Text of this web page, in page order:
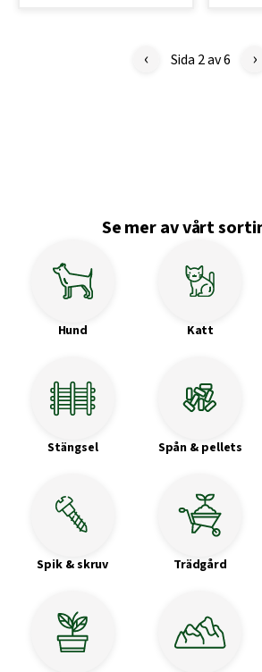
‹ Sida 2 av 6 ›
Se mer av vårt
Hund Katt
Stängsel Spån & pellets
Spik & skruv Trädgård